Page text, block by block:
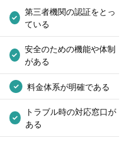
✓
第三者機関の認証をとっ
ている
✓
安全のための機能や体制
がある
✓ 料金体系が明確である
✓
トラブル時の対応窓口が
ある